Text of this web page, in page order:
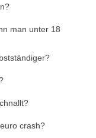
man unter 18
crash?